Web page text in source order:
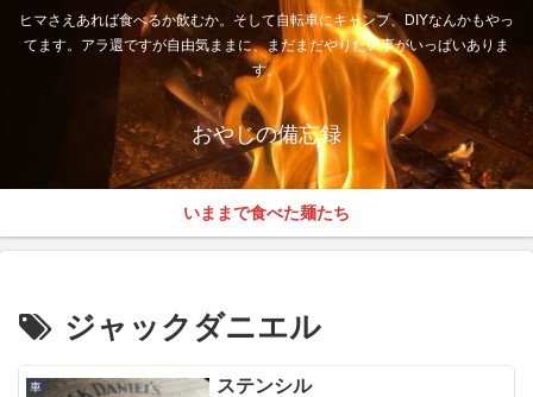
ヒマさえあれば食べるか飲むか。そして自転車にキャンプ、DIYなんかもやっ
てます。アラ還ですが自由気ままに、まだまだやりたい事がいっぱいありま
す。
おやじの備忘録
いままで食べた麺たち
ジャックダニエル
車 ステンシル